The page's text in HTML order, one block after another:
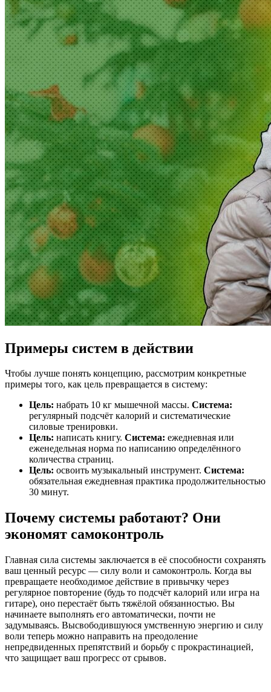
Примеры систем в действии
Чтобы лучше понять концепцию, рассмотрим конкретные
примеры того, как цель превращается в систему:
Цель: набрать 10 кг мышечной массы. Система:
регулярный подсчёт калорий и систематические
силовые тренировки.
Цель: написать книгу. Система: ежедневная или
еженедельная норма по написанию определённого
количества страниц.
Цель: освоить музыкальный инструмент. Система:
обязательная ежедневная практика продолжительностью
30 минут.
Почему системы работают? Они
экономят самоконтроль
Главная сила системы заключается в её способности сохранять
ваш ценный ресурс — силу воли и самоконтроль. Когда вы
превращаете необходимое действие в привычку через
регулярное повторение (будь то подсчёт калорий или игра на
гитаре), оно перестаёт быть тяжёлой обязанностью. Вы
начинаете выполнять его автоматически, почти не
задумываясь. Высвободившуюся умственную энергию и силу
воли теперь можно направить на преодоление
непредвиденных препятствий и борьбу с прокрастинацией,
что защищает ваш прогресс от срывов.